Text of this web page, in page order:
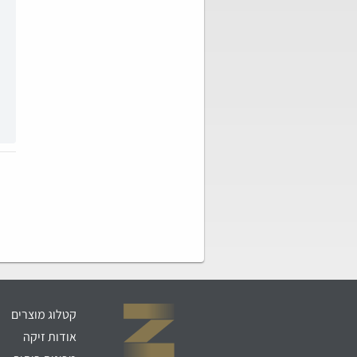
קטלוג מוצרים
אודות זיקה